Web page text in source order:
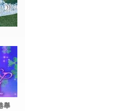
舉